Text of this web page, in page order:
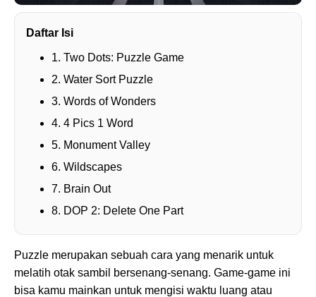
Daftar Isi
1. Two Dots: Puzzle Game
2. Water Sort Puzzle
3. Words of Wonders
4. 4 Pics 1 Word
5. Monument Valley
6. Wildscapes
7. Brain Out
8. DOP 2: Delete One Part
Puzzle merupakan sebuah cara yang menarik untuk
melatih otak sambil bersenang-senang. Game-game ini
bisa kamu mainkan untuk mengisi waktu luang atau